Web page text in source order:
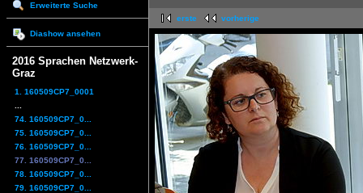
Erweiterte Suche
Diashow ansehen
2016 Sprachen Netzwerk-
Graz
1. 160509CP7_0001
74. 160509CP7_0...
75. 160509CP7_0...
76. 160509CP7_0...
77. 160509CP7_0...
78. 160509CP7_0...
79. 160509CP7_0...
erste vorherige